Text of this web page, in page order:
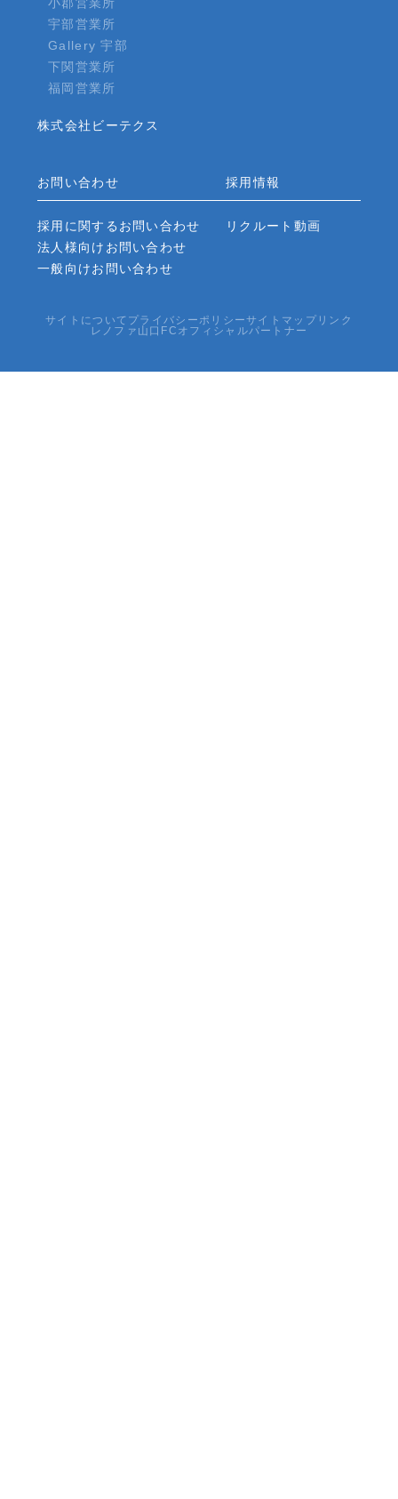
宇部営業所
Gallery 宇部
下関営業所
福岡営業所
株式会社ビーテクス
お問い合わせ
採用に関するお問い合わせ
法人様向けお問い合わせ
一般向けお問い合わせ
採用情報
リクルート動画
サイトについて プライバシーポリシーサイトマップ リンク
レノファ山口FCオフィシャルパートナー